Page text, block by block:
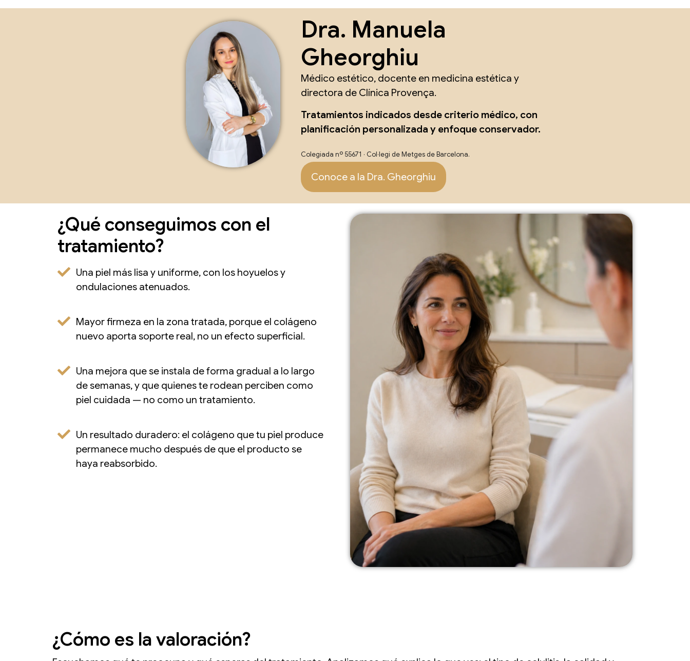
Dra. Manuela
Gheorghiu
Médico estético, docente en medicina estética y
directora de Clínica Provença.
Tratamientos indicados desde criterio médico, con
planificación personalizada y enfoque conservador.
Colegiada nº 55671 · Col·legi de Metges de Barcelona.
Conoce a la Dra. Gheorghiu
¿Qué conseguimos con el
tratamiento?
Una piel más lisa y uniforme, con los hoyuelos y
ondulaciones atenuados.
Mayor firmeza en la zona tratada, porque el colágeno
nuevo aporta soporte real, no un efecto superficial.
Una mejora que se instala de forma gradual a lo largo
de semanas, y que quienes te rodean perciben como
piel cuidada — no como un tratamiento.
Un resultado duradero: el colágeno que tu piel produce
permanece mucho después de que el producto se
haya reabsorbido.
¿Cómo es la valoración?